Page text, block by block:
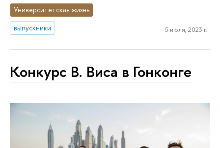
Университетская жизнь
выпускники
5 июля, 2023 г.
Конкурс В. Виса в Гонконге